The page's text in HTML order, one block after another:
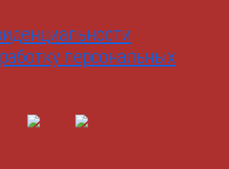
персональных